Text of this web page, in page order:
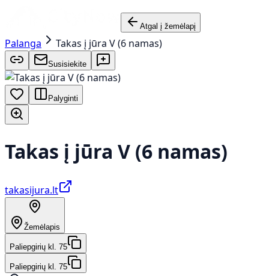
Atgal į žemėlapį
Palanga Takas į jūra V (6 namas)
Susisiekite
Palyginti
Takas į jūra V (6 namas)
takasijura.lt
Žemėlapis
Paliepgirių kl. 75
Paliepgirių kl. 75